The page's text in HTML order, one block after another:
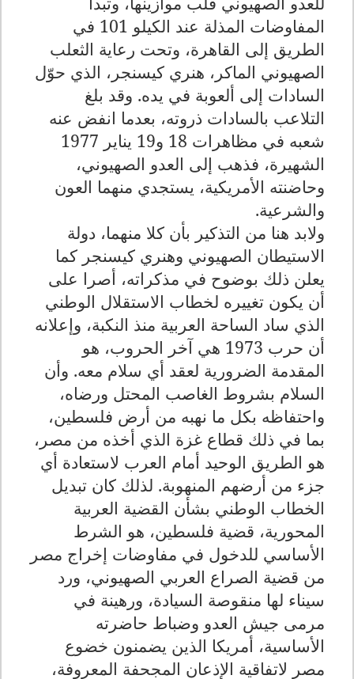
المفاوضات المذلة عند الكيلو 101 في
الطريق إلى القاهرة، وتحت رعاية الثعلب
الصهيوني الماكر، هنري كيسنجر، الذي حوّل
السادات إلى ألعوبة في يده. وقد بلغ
التلاعب بالسادات ذروته، بعدما انفض عنه
شعبه في مظاهرات 18 و19 يناير 1977
الشهيرة، فذهب إلى العدو الصهيوني،
وحاضنته الأمريكية، يستجدي منهما العون
والشرعية.
ولابد هنا من التذكير بأن كلا منهما، دولة
الاستيطان الصهيوني وهنري كيسنجر كما
يعلن ذلك بوضوح في مذكراته، أصرا على
أن يكون تغييره لخطاب الاستقلال الوطني
الذي ساد الساحة العربية منذ النكبة، وإعلانه
أن حرب 1973 هي آخر الحروب، هو
المقدمة الضرورية لعقد أي سلام معه. وأن
السلام بشروط الغاصب المحتل ورضاه،
واحتفاظه بكل ما نهبه من أرض فلسطين،
بما في ذلك قطاع غزة الذي أخذه من مصر،
هو الطريق الوحيد أمام العرب لاستعادة أي
جزء من أرضهم المنهوبة. لذلك كان تبديل
الخطاب الوطني بشأن القضية العربية
المحورية، قضية فلسطين، هو الشرط
الأساسي للدخول في مفاوضات إخراج مصر
من قضية الصراع العربي الصهيوني، ورد
سيناء لها منقوصة السيادة، ورهينة في
مرمى جيش العدو وضباط حاضرته
الأساسية، أمريكا الذين يضمنون خضوع
مصر لاتفاقية الإذعان المجحفة المعروفة،